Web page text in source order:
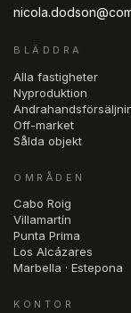
BLÄDDRA
Alla fastigheter
Nyproduktion
Off-market
Sålda objekt
OMRÅDEN
Cabo Roig
Villamartín
Punta Prima
Los Alcázares
Marbella · Estepona
KONTOR